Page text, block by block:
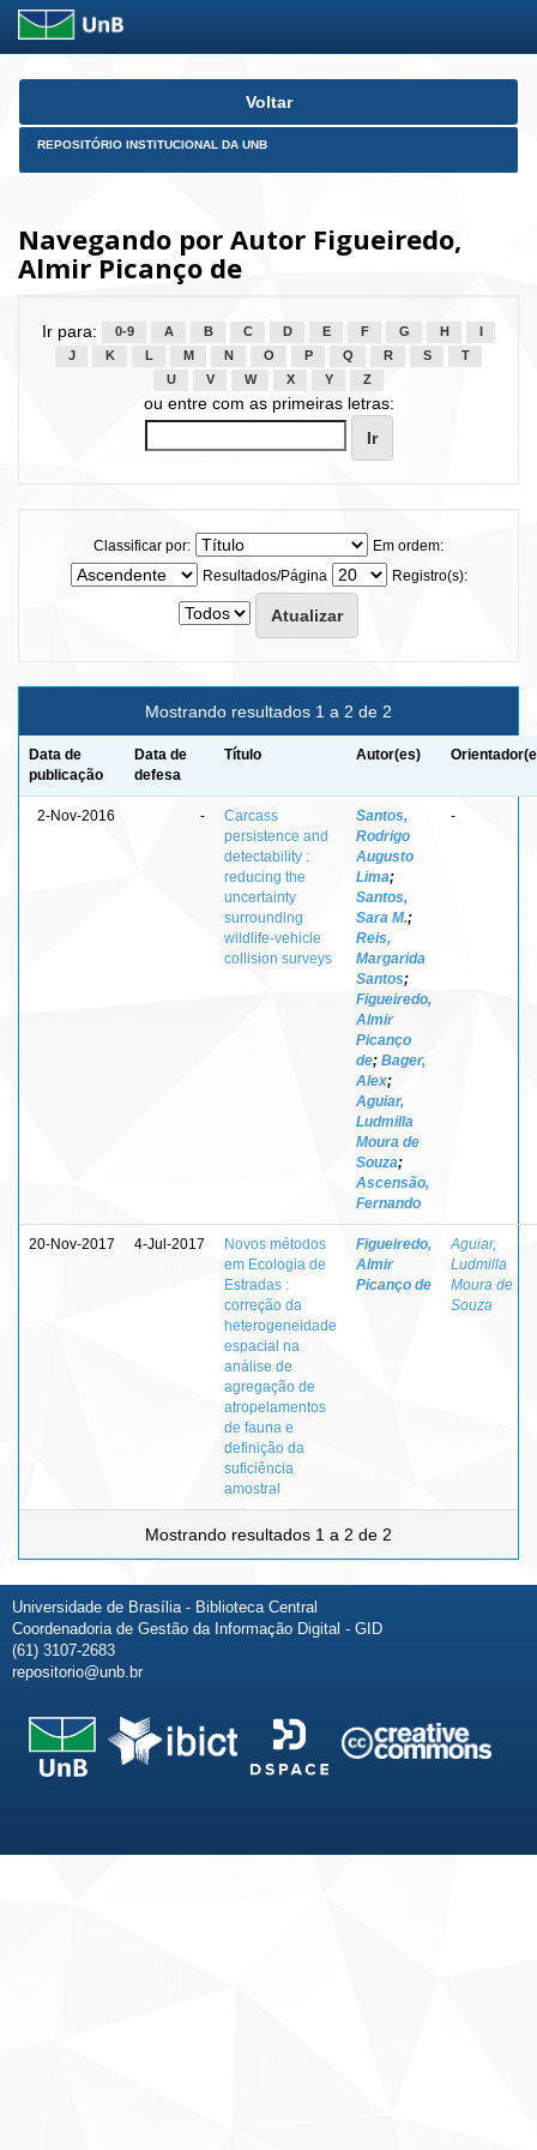
Skip
Voltar
REPOSITÓRIO INSTITUCIONAL DA UNB
Navegando por Autor Figueiredo,
Almir Picanço de
Ir para: 0-9 A B C D E F G H
J
K L M N O P Q R S
T
U
V W X Y Z
ou entre com as primeiras letras:
Classificar por:
Em ordem:
Resultados/Página
Registro(s):
Mostrando resultados 1 a 2 de 2
Data de
publicação
Data de
defesa
Título Autor(es)
2-Nov-2016 -
Carcass
persistence and
detectability :
reducing the
uncertainty
surrounding
wildlife-vehicle
collision surveys
Santos,
Rodrigo
Augusto
Lima;
Santos,
Sara M.;
Reis,
Margarida
Santos;
Figueiredo,
Almir
Picanço
de; Bager,
Alex;
Aguiar,
Ludmilla
Moura de
Souza;
Ascensão,
Fernando
-
20-Nov-2017 4-Jul-2017
Novos métodos
em Ecologia de
Estradas :
correção da
heterogeneidade
espacial na
análise de
agregação de
atropelamentos
de fauna e
definição da
suficiência
amostral
Figueiredo,
Almir
Picanço de
Aguiar,
Ludmilla
Moura de
Souza
Mostrando resultados 1 a 2 de 2
Universidade de Brasília - Biblioteca Central
Coordenadoria de Gestão da Informação Digital - GID
(61) 3107-2683
repositorio@unb.br